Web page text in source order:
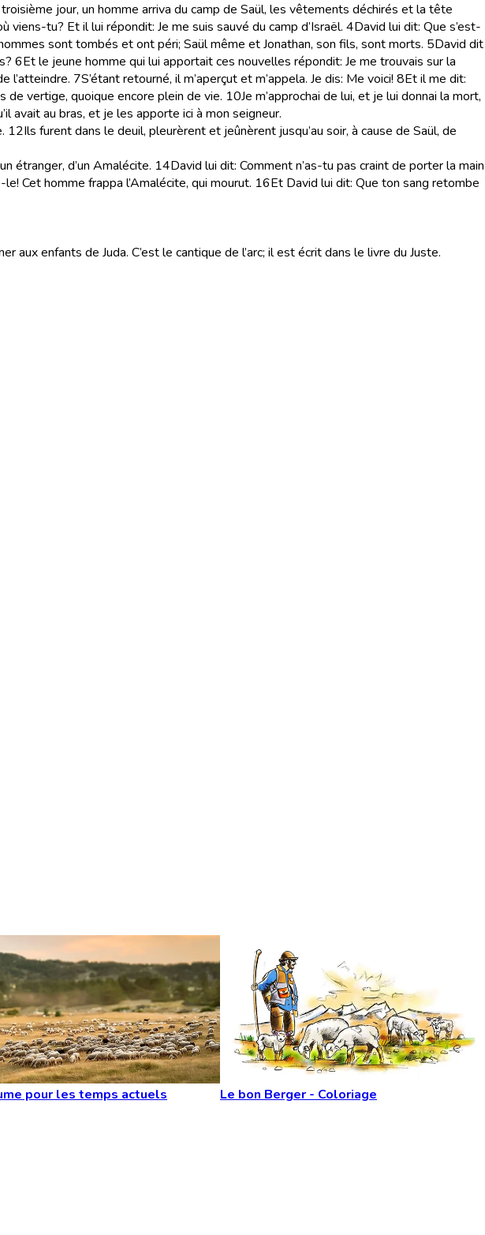
jour, un homme arriva du camp de Saül, les vêtements déchirés et la tête
viens-tu? Et il lui répondit: Je me suis sauvé du camp d’Israël. 4David lui dit: Que s’est-
sont tombés et ont péri; Saül même et Jonathan, son fils, sont morts. 5David dit
6Et le jeune homme qui lui apportait ces nouvelles répondit: Je me trouvais sur la
l’atteindre. 7S’étant retourné, il m’aperçut et m’appela. Je dis: Me voici! 8Et il me dit:
de vertige, quoique encore plein de vie. 10Je m’approchai de lui, et je lui donnai la mort,
avait au bras, et je les apporte ici à mon seigneur.
12Ils furent dans le deuil, pleurèrent et jeûnèrent jusqu’au soir, à cause de Saül, de
étranger, d’un Amalécite. 14David lui dit: Comment n’as-tu pas craint de porter la main
Cet homme frappa l’Amalécite, qui mourut. 16Et David lui dit: Que ton sang retombe
aux enfants de Juda. C’est le cantique de l’arc; il est écrit dans le livre du Juste.
pour les temps actuels Le bon Berger - Coloriage